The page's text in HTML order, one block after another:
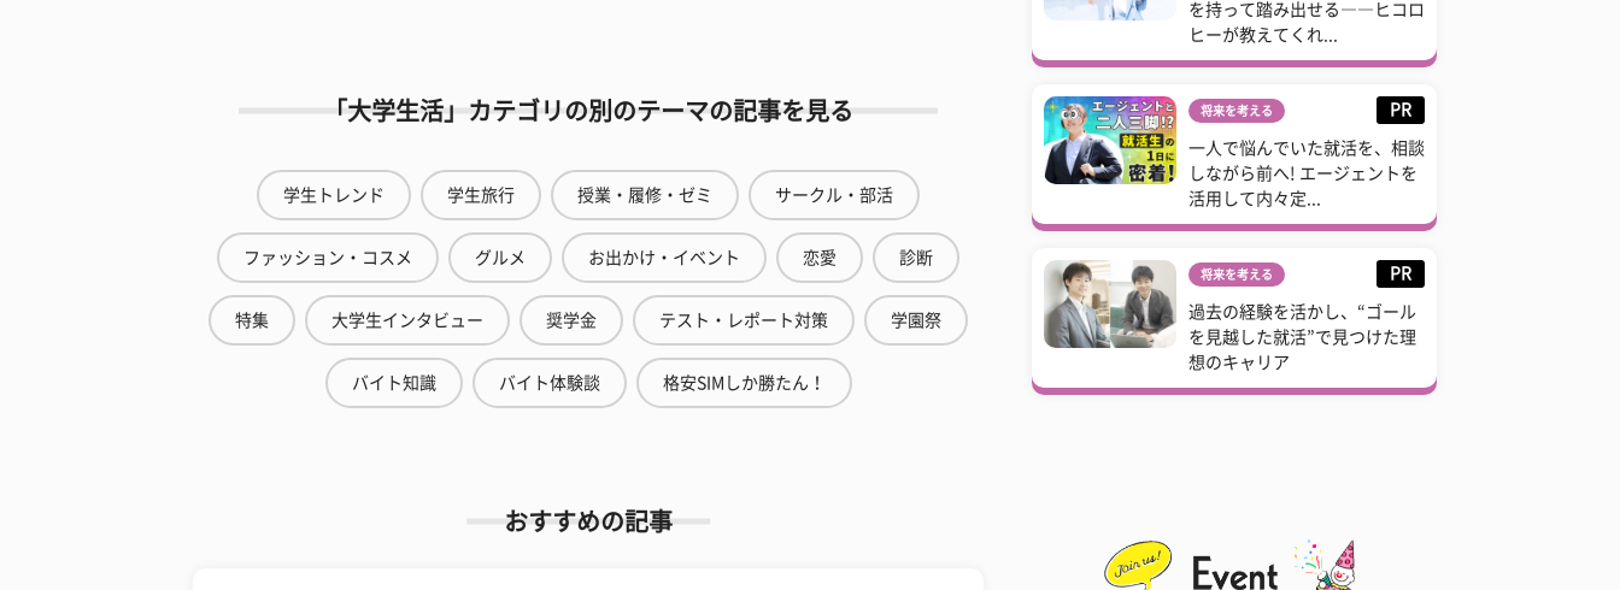
「大学生活」カテゴリの別のテーマの記事を見る
学生トレンド 学生旅行 授業・履修・ゼミ サークル・部活
ファッション・コスメ グルメ お出かけ・イベント 恋愛 診断
特集 大学生インタビュー 奨学金 テスト・レポート対策 学園祭
バイト知識 バイト体験談 格安SIMしか勝たん！
おすすめの記事
を持って踏み出せる――ヒコロ
ヒーが教えてくれ...
将来を考える PR
一人で悩んでいた就活を、相談
しながら前へ! エージェントを
活用して内々定...
将来を考える PR
過去の経験を活かし、“ゴール
を見越した就活”で見つけた理
想のキャリア